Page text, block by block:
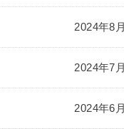
2024年8月
2024年7月
2024年6月